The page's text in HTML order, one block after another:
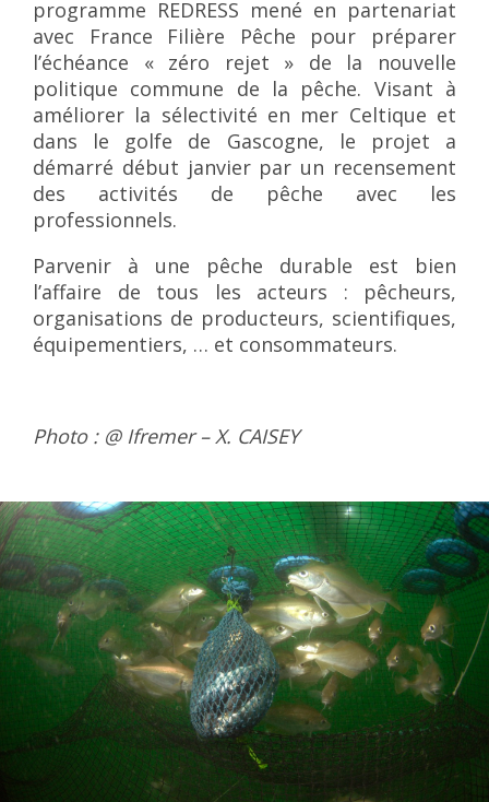
programme REDRESS mené en partenariat
avec France Filière Pêche pour préparer
l’échéance « zéro rejet » de la nouvelle
politique commune de la pêche. Visant à
améliorer la sélectivité en mer Celtique et
dans le golfe de Gascogne, le projet a
démarré début janvier par un recensement
des activités de pêche avec les
professionnels.
Parvenir à une pêche durable est bien
l’affaire de tous les acteurs : pêcheurs,
organisations de producteurs, scientifiques,
équipementiers, … et consommateurs.
Photo : @ Ifremer – X. CAISEY